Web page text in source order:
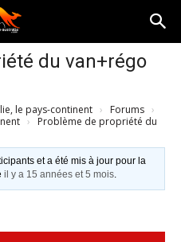
du van+régo
le pays-continent › Forums ›
›
Problème de propriété du
et a été mis à jour pour la
il y a 15 années et 5 mois.